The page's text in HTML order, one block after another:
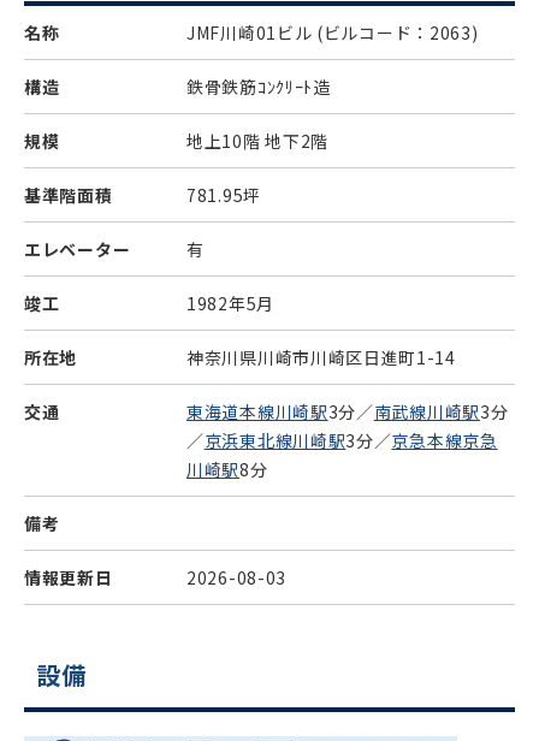
名称 JMF川崎01ビル (ビルコード：2063)
構造 鉄骨鉄筋ｺﾝｸﾘｰﾄ造
規模 地上10階 地下2階
基準階面積 781.95坪
エレベーター 有
竣工 1982年5月
所在地 神奈川県川崎市川崎区日進町1-14
交通 東海道本線川崎駅3分／南武線川崎駅3分
／京浜東北線川崎駅3分／京急本線京急
川崎駅8分
備考
情報更新日 2026-08-03
設備